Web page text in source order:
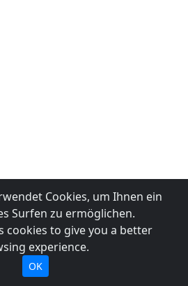
Cookies, um Ihnen ein
Surfen zu ermöglichen.
cookies to give you a better
experience.
OK